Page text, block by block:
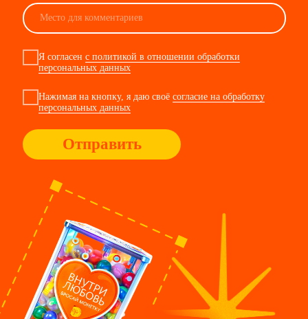
контакты
чекнуть,
как
у нас
дела
people@виноу.рф
по вакансиям
наши соцсети
TG (ﾉ◕ヮ◕)ﾉ[◉]*:ﾟ